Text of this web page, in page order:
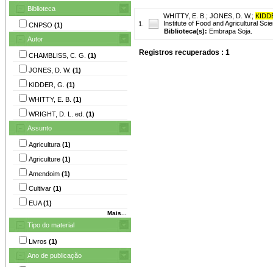
Biblioteca
CNPSO (1)
Autor
CHAMBLISS, C. G. (1)
JONES, D. W. (1)
KIDDER, G. (1)
WHITTY, E. B. (1)
WRIGHT, D. L. ed. (1)
Assunto
Agricultura (1)
Agriculture (1)
Amendoim (1)
Cultivar (1)
EUA(1)
Mais...
Tipo do material
Livros (1)
Ano de publicação
1.
WHITTY, E. B. ; JONES, D. W.;
Institute of Food and Agricultural
Biblioteca(s): Embrapa Soja.
Registros recuperados : 1